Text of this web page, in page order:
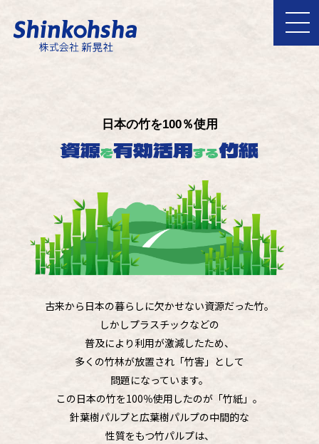
日本の竹を100％使用
資源を有効活用する竹紙
古来から日本の暮らしに欠かせない資源だった竹。
しかしプラスチックなどの
普及により利用が激減したため、
多くの竹林が放置され「竹害」として
問題になっています。
この日本の竹を100％使用したのが「竹紙」。
針葉樹パルプと広葉樹パルプの中間的な
性質をもつ竹パルプは、